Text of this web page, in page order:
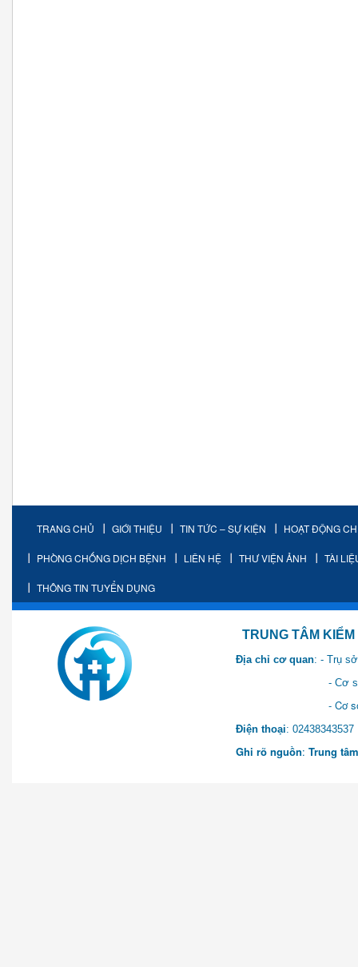
TRANG CHỦ GIỚI THIỆU TIN TỨC – SỰ KIỆN HOẠT ĐỘNG
PHÒNG CHỐNG DỊCH BỆNH LIÊN HỆ THƯ VIỆN ẢNH TÀI
THÔNG TIN TUYỂN DỤNG
TRUNG TÂM KIỂM SOÁT
Địa chỉ cơ quan: - Trụ
- Cơ sở 2: Khu Hành
- Cơ sở 3: Số 1 Ngõ 2
Điện thoại:
Ghi rõ nguồn: Trung